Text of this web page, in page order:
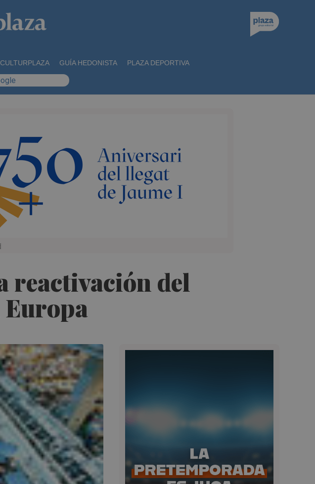
CULTURPLAZA GUÍA HEDONISTA PLAZA DEPORTIVA
reactivación del
Europa